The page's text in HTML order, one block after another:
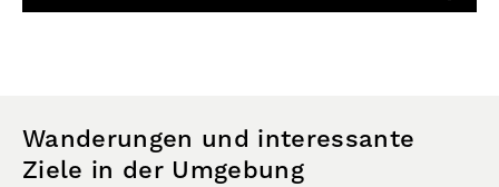
Wanderungen und interessante
Ziele in der Umgebung